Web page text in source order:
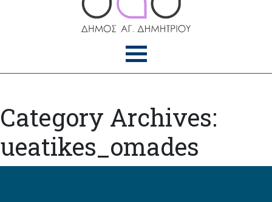
Category Archives:
ueatikes_omades